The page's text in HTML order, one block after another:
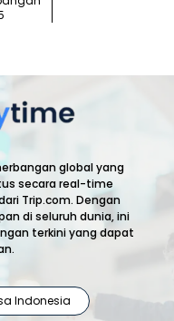
global yang
secara real-time
Trip.com. Dengan
di seluruh dunia, ini
terkini yang dapat
Indonesia